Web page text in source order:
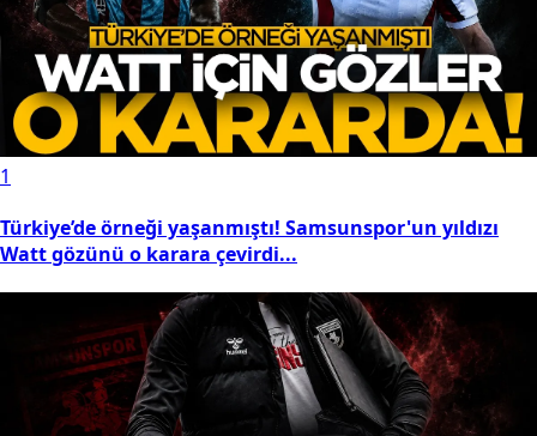
1
Türkiye’de örneği yaşanmıştı! Samsunspor'un yıldızı
Watt gözünü o karara çevirdi...